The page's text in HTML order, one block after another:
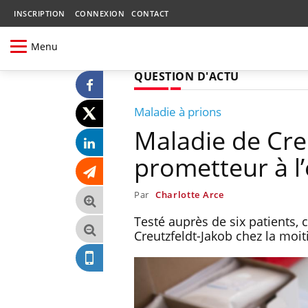
INSCRIPTION CONNEXION CONTACT
Menu
QUESTION D'ACTU
Maladie à prions
Maladie de
prometteur à
Par Charlotte Arce
Testé auprès de six
Creutzfeldt-Jakob chez la